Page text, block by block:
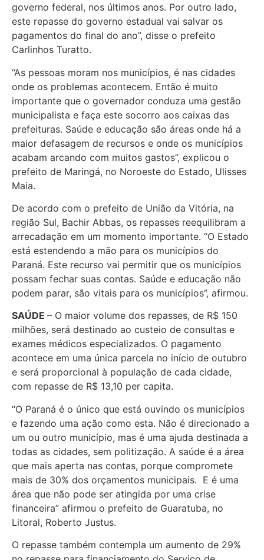
governo federal, nos últimos anos. Por outro lado,
este repasse do governo estadual vai salvar os
pagamentos do final do ano”, disse o prefeito
Carlinhos Turatto.
“As pessoas moram nos municípios, é nas cidades
onde os problemas acontecem. Então é muito
importante que o governador conduza uma gestão
municipalista e faça este socorro aos caixas das
prefeituras. Saúde e educação são áreas onde há a
maior defasagem de recursos e onde os municípios
acabam arcando com muitos gastos”, explicou o
prefeito de Maringá, no Noroeste do Estado, Ulisses
Maia.
De acordo com o prefeito de União da Vitória, na
região Sul, Bachir Abbas, os repasses reequilibram a
arrecadação em um momento importante. “O Estado
está estendendo a mão para os municípios do
Paraná. Este recurso vai permitir que os municípios
possam fechar suas contas. Saúde e educação não
podem parar, são vitais para os municípios”, afirmou.
SAÚDE – O maior volume dos repasses, de R$ 150
milhões, será destinado ao custeio de consultas e
exames médicos especializados. O pagamento
acontece em uma única parcela no início de outubro
e será proporcional à população de cada cidade,
com repasse de R$ 13,10 per capita.
“O Paraná é o único que está ouvindo os municípios
e fazendo uma ação como esta. Não é direcionado a
um ou outro município, mas é uma ajuda destinada a
todas as cidades, sem politização. A saúde é a área
que mais aperta nas contas, porque compromete
mais de 30% dos orçamentos municipais. E é uma
área que não pode ser atingida por uma crise
financeira” afirmou o prefeito de Guaratuba, no
Litoral, Roberto Justus.
O repasse também contempla um aumento de 29%